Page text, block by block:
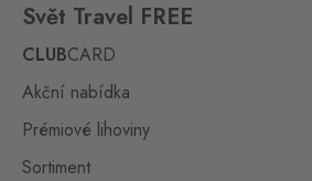
Klingenthal
Hraničná 11, Kraslice,
358 01
Loučná pod
Klínovcem
Oberwiesenthal
Svět Travel FREE
CLUBCARD
Akční nabídka
Prémiové lihoviny
Sortiment